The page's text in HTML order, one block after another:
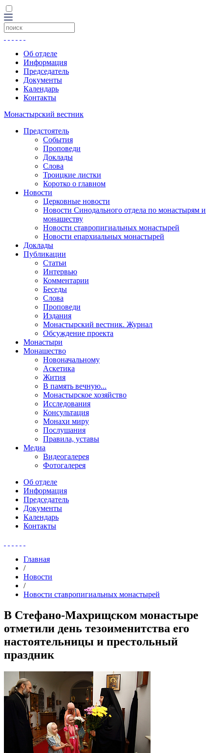
Об отделе
Информация
Председатель
Документы
Календарь
Контакты
Монастырский вестник
Предстоятель
События
Проповеди
Доклады
Слова
Троицкие листки
Коротко о главном
Новости
Церковные новости
Новости Синодального отдела по монастырям и
монашеству
Новости ставропигиальных монастырей
Новости епархиальных монастырей
Доклады
Публикации
Статьи
Интервью
Комментарии
Беседы
Слова
Проповеди
Издания
Монастырский вестник. Журнал
Обсуждение проекта
Монастыри
Монашество
Новоначальному
Аскетика
Жития
В память вечную...
Монастырское хозяйство
Исследования
Консультация
Монахи миру
Послушания
Правила, уставы
Медиа
Видеогалерея
Фотогалерея
Об отделе
Информация
Председатель
Документы
Календарь
Контакты
Главная
/
Новости
/
Новости ставропигиальных монастырей
В Стефано-Махрищском монастыре
отметили день тезоименитства его
настоятельницы и престольный
праздник